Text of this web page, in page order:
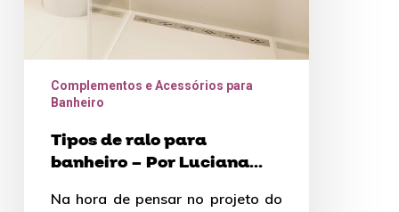
Borges
Complementos e Acessórios para
Banheiro
Tipos de ralo para
banheiro – Por Luciana
Na hora de pensar no projeto do